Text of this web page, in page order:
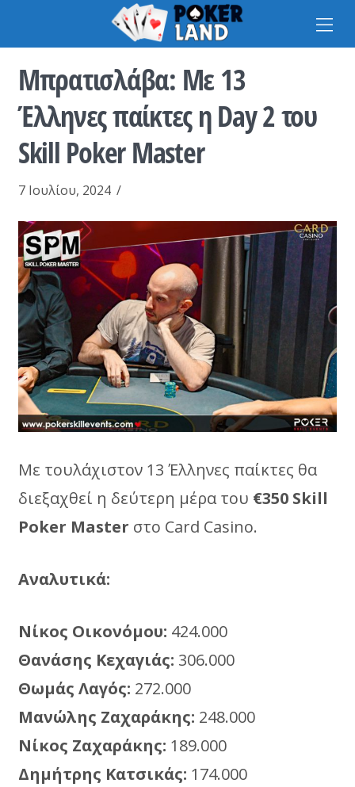
Μπρατισλάβα: Mε 13
Έλληνες παίκτες η Day 2 του
Skill Poker Master
7 Ιουλίου, 2024
Με τουλάχιστον 13 Έλληνες παίκτες θα
διεξαχθεί η δεύτερη μέρα του €350 Skill
Poker Master στο Card Casino.
Αναλυτικά:
Νίκος Οικονόμου: 424.000
Θανάσης Κεχαγιάς: 306.000
Θωμάς Λαγός: 272.000
Μανώλης Ζαχαράκης: 248.000
Νίκος Ζαχαράκης: 189.000
Δημήτρης Κατσικάς: 174.000